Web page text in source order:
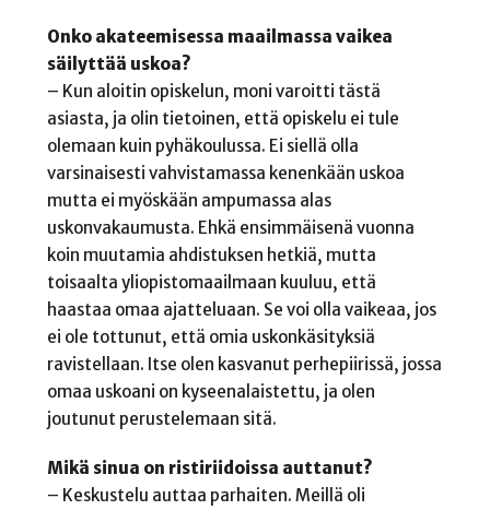
Onko akateemisessa maailmassa vaikea
säilyttää uskoa?
– Kun aloitin opiskelun, moni varoitti tästä
asiasta, ja olin tietoinen, että opiskelu ei tule
olemaan kuin pyhäkoulussa. Ei siellä olla
varsinaisesti vahvistamassa kenenkään uskoa
mutta ei myöskään ampumassa alas
uskonvakaumusta. Ehkä ensimmäisenä vuonna
koin muutamia ahdistuksen hetkiä, mutta
toisaalta yliopistomaailmaan kuuluu, että
haastaa omaa ajatteluaan. Se voi olla vaikeaa, jos
ei ole tottunut, että omia uskonkäsityksiä
ravistellaan. Itse olen kasvanut perhepiirissä, jossa
omaa uskoani on kyseenalaistettu, ja olen
joutunut perustelemaan sitä.
Mikä sinua on ristiriidoissa auttanut?
– Keskustelu auttaa parhaiten. Meillä oli